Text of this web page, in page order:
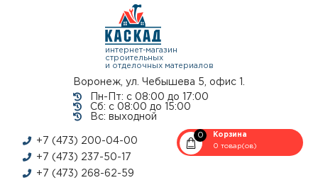
интернет-магазин
строительных
и отделочных материалов
Воронеж, ул. Чебышева 5, офис 1.
Пн-Пт: с 08:00 до 17:00
Сб: с 08:00 до 15:00
Вс: выходной
+7 (473) 200-04-00
+7 (473) 237-50-17
+7 (473) 268-62-59
0
Корзина
0 товар(ов)